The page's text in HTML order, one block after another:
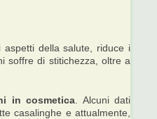
della salute, riduce i
soffre di stitichezza, oltre a
in cosmetica . Alcuni dati
casalinghe e attualmente,